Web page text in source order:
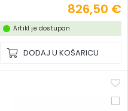
826,50 €
Artikl je dostupan
DODAJ U KOŠARICU